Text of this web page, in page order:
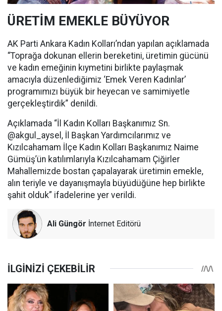
ÜRETİM EMEKLE BÜYÜYOR
AK Parti Ankara Kadın Kolları’ndan yapılan açıklamada
“Toprağa dokunan ellerin bereketini, üretimin gücünü
ve kadın emeğinin kıymetini birlikte paylaşmak
amacıyla düzenlediğimiz ‘Emek Veren Kadınlar’
programımızı büyük bir heyecan ve samimiyetle
gerçekleştirdik” denildi.
Açıklamada “İl Kadın Kolları Başkanımız Sn.
@akgul_aysel, İl Başkan Yardımcılarımız ve
Kızılcahamam İlçe Kadın Kolları Başkanımız Naime
Gümüş’ün katılımlarıyla Kızılcahamam Çiğirler
Mahallemizde bostan çapalayarak üretimin emekle,
alın teriyle ve dayanışmayla büyüdüğüne hep birlikte
şahit olduk” ifadelerine yer verildi.
Ali Güngör İnternet Editörü